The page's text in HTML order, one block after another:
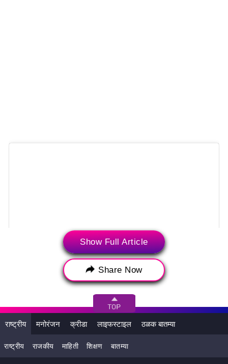
View this post on Instagram
Show Full Article
Share Now
राष्ट्रीय मनोरंजन क्रीडा लाइफस्टाइल ठळक बातम्या
राष्ट्रीय राजकीय माहिती शिक्षण बातम्या